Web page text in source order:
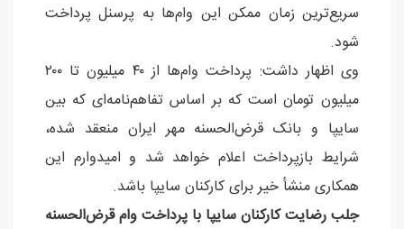
سریع‌ترین زمان ممکن این وام‌ها به پرسنل پرداخت
شود.
وی اظهار داشت: پرداخت وام‌ها از ۴۰ میلیون تا ۲۰۰
میلیون تومان است که بر اساس تفاهم‌نامه‌ای که بین
سایپا و بانک قرض‌الحسنه مهر ایران منعقد شده،
شرایط بازپرداخت اعلام خواهد شد و امیدوارم این
همکاری منشأ خیر برای کارکنان سایپا باشد.
جلب رضایت کارکنان سایپا با پرداخت وام قرض‌الحسنه